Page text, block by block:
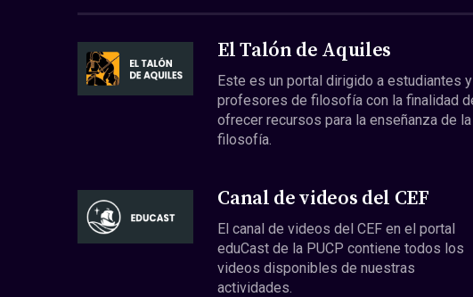
El Talón de Aquiles
Este es un portal dirigido a estudiantes y
profesores de filosofía con la finalidad
ofrecer recursos para la enseñanza de la
filosofía.
Canal de videos del CEF
El canal de videos del CEF en el portal
eduCast de la PUCP contiene todos los
videos disponibles de nuestras
actividades.